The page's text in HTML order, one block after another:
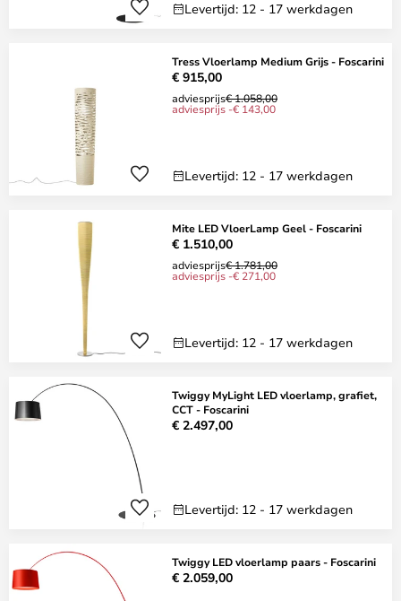
Levertijd: 12 - 17 werkdagen
Tress Vloerlamp Medium Grijs - Foscarini
€ 915,00
adviesprijs€ 1.058,00
adviesprijs -€ 143,00
Levertijd: 12 - 17 werkdagen
Mite LED VloerLamp Geel - Foscarini
€ 1.510,00
adviesprijs€ 1.781,00
adviesprijs -€ 271,00
Levertijd: 12 - 17 werkdagen
Twiggy MyLight LED vloerlamp, grafiet,
CCT - Foscarini
€ 2.497,00
Levertijd: 12 - 17 werkdagen
Twiggy LED vloerlamp paars - Foscarini
€ 2.059,00